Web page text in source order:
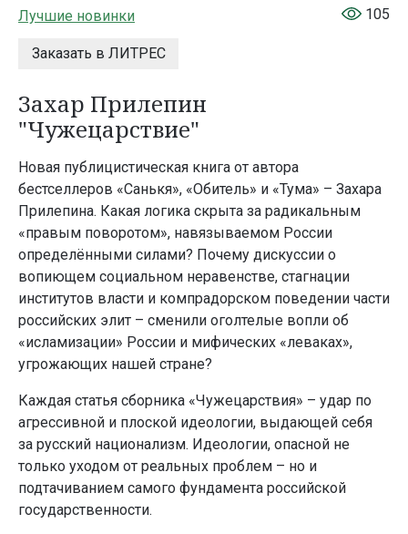
Лучшие новинки
Заказать в ЛИТРЕС
105
Захар Прилепин
"Чужецарствие"
Новая публицистическая книга от автора
бестселлеров «Санькя», «Обитель» и «Тума» – Захара
Прилепина. Какая логика скрыта за радикальным
«правым поворотом», навязываемом России
определёнными силами? Почему дискуссии о
вопиющем социальном неравенстве, стагнации
институтов власти и компрадорском поведении части
российских элит – сменили оголтелые вопли об
«исламизации» России и мифических «леваках»,
угрожающих нашей стране?
Каждая статья сборника «Чужецарствия» – удар по
агрессивной и плоской идеологии, выдающей себя
за русский национализм. Идеологии, опасной не
только уходом от реальных проблем – но и
подтачиванием самого фундамента российской
государственности.